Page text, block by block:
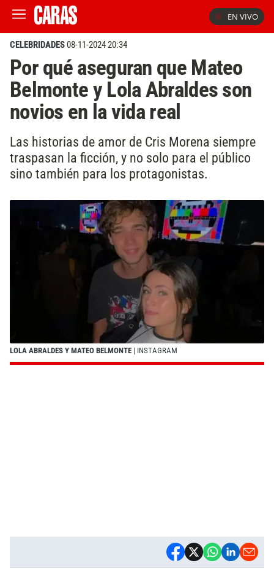
EN VIVO
CELEBRIDADES08-11-2024 20:34
Por qué aseguran que Mateo
Belmonte y Lola Abraldes son
novios en la vida real
Las historias de amor de Cris Morena siempre
traspasan la ficción, y no solo para el público
sino también para los protagonistas.
LOLA ABRALDES Y MATEO BELMONTE | INSTAGRAM